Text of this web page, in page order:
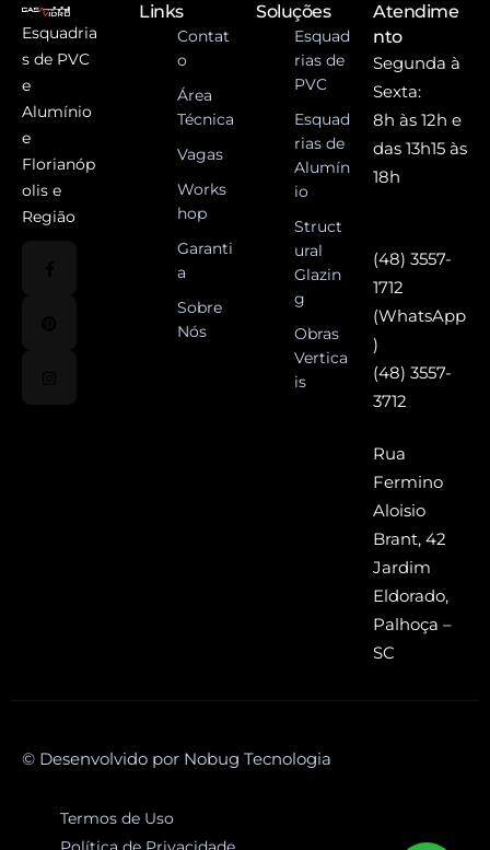
Esquadria
s de PVC
e
Alumínio
e
Florianóp
olis e
Região
Links
Contat
o
Área
Técnica
Vagas
Works
hop
Garanti
a
Sobre
Nós
Soluções
Esquad
rias de
PVC
Esquad
rias de
Alumín
io
Struct
ural
Glazin
g
Obras
Vertica
is
Atendime
nto
Segunda à
Sexta:
8h às 12h e
das 13h15 às
18h
(48) 3557-
1712
(WhatsApp
)
(48) 3557-
3712
Rua
Fermino
Aloisio
Brant, 42
Jardim
Eldorado,
Palhoça –
SC
© Desenvolvido por Nobug Tecnologia
Termos de Uso